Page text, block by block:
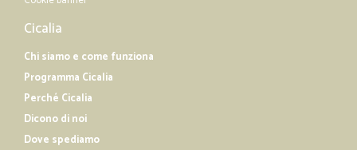
Cicalia
Chi siamo e come funziona
Programma Cicalia
Perché Cicalia
Dicono di noi
Dove spediamo